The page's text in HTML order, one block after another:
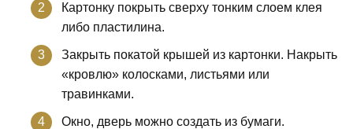
Картонку покрыть сверху тонким слоем клея
либо пластилина.
Закрыть покатой крышей из картонки. Накрыть
«кровлю» колосками, листьями или
травинками.
Окно, дверь можно создать из бумаги.